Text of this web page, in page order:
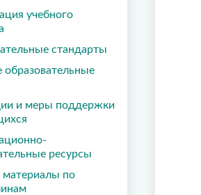
учебного
стандарты
образовательные
и меры поддержки
ресурсы
материалы по